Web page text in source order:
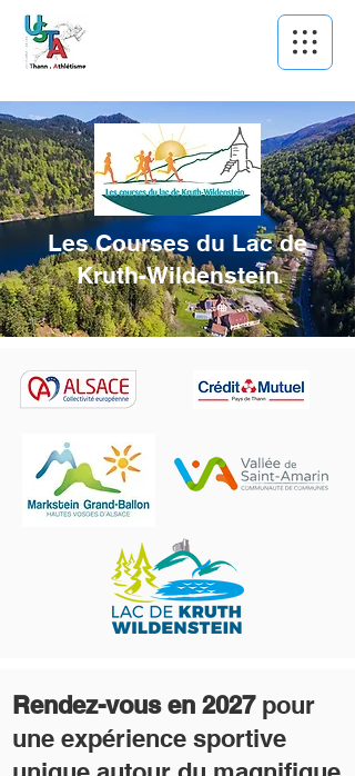
Les Courses du Lac de
Kruth-Wildenstein
Rendez-vous en 2027 pour
une expérience sportive